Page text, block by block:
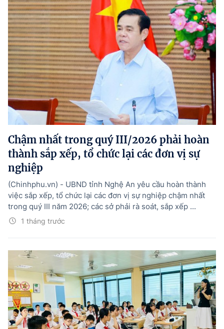
Chậm nhất trong quý III/2026 phải hoàn
thành sắp xếp, tổ chức lại các đơn vị sự
nghiệp
1 tháng trước
(Chinhphu.vn) - UBND tỉnh Nghệ An yêu cầu hoàn thành
việc sắp xếp, tổ chức lại các đơn vị sự nghiệp chậm nhất
trong quý III năm 2026; các sở phải rà soát, sắp xếp ...